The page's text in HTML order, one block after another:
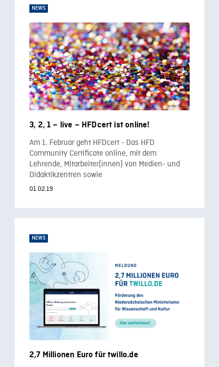
NEWS
3, 2, 1 – live – HFDcert ist online!
Am 1. Februar geht HFDcert - Das HFD
Community Certificate online, mit dem
Lehrende, Mitarbeiter(innen) von Medien- und
Didaktikzentren sowie
01.02.19
NEWS
2,7 Millionen Euro für twillo.de